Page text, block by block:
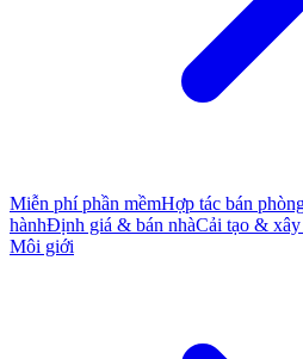
Miễn phí phần mềmHợp tác bán
hànhĐịnh giá & bán nhàCải tạo &
Môi giới